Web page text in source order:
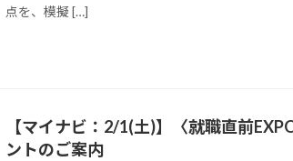
点を、模擬 […]
【マイナビ：2/1(土)】〈就職直前
ントのご案内